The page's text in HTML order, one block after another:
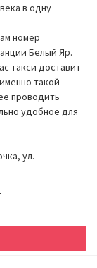
в одну
номер
Белый Яр.
такси доставит
такой
проводить
удобное для
ул.